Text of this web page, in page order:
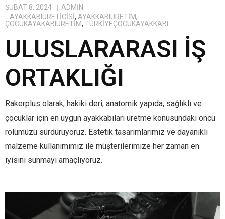
ŞUBAT 8, 2024
ADMIN
AYAKKABIÜRETICISI, AYAKKABIÜRETIM,
ÇOCUKAYAKABIÜRETIM, TÜRKIYEÇOCUKAYAKKABI
ULUSLARARASI İŞ
ORTAKLIĞI
Rakerplus olarak, hakiki deri, anatomik yapıda, sağlıklı ve
çocuklar için en uygun ayakkabıları üretme konusundaki öncü
rolümüzü sürdürüyoruz. Estetik tasarımlarımız ve dayanıklı
malzeme kullanımımız ile müşterilerimize her zaman en
iyisini sunmayı amaçlıyoruz.